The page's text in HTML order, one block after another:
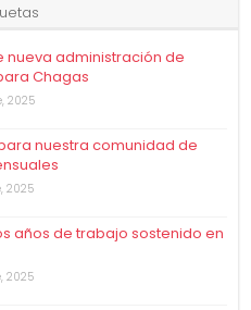
nueva administración de
Chagas
2025
nuestra comunidad de
2025
años de trabajo sostenido en
2025